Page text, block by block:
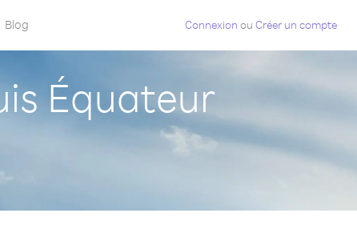
Blog Connexion ou Créer un compte
Équateur